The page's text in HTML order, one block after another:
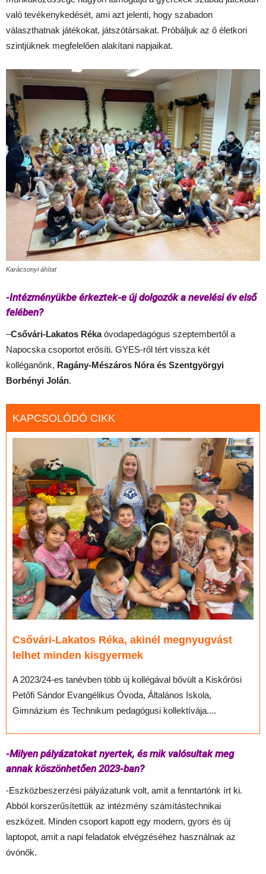
való tevékenykedését, ami azt jelenti, hogy szabadon
választhatnak játékokat, játszótársakat. Próbáljuk az ő életkori
szintjüknek megfelelően alakítani napjaikat.
Karácsonyi áhítat
-Intézményükbe érkeztek-e új dolgozók a nevelési év első
felében?
–Csővári-Lakatos Rékaóvodapedagógus szeptembertől a
Napocska csoportot erősíti. GYES-ről tért vissza két
kolléganőnk, Ragány-Mészáros Nóra és Szentgyörgyi
Borbényi Jolán.
KAPCSOLÓDÓ CIKK
Csővári-Lakatos Réka, akinél megnyugvást
lelhet minden kisgyermek
A 2023/24-es tanévben több új kollégával bővült a Kiskőrösi
Petőfi Sándor Evangélikus Óvoda, Általános Iskola,
Gimnázium és Technikum pedagógusi kollektívája....
-Milyen pályázatokat nyertek, és mik valósultak meg
annak köszönhetően 2023-ban?
-Eszközbeszerzési pályázatunk volt, amit a fenntartónk írt ki.
Abból korszerűsítettük az intézmény számítástechnikai
eszközeit. Minden csoport kapott egy modern, gyors és új
laptopot, amit a napi feladatok elvégzéséhez használnak az
óvónők.